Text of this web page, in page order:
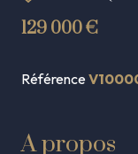
129 000 €
Référence
A propos